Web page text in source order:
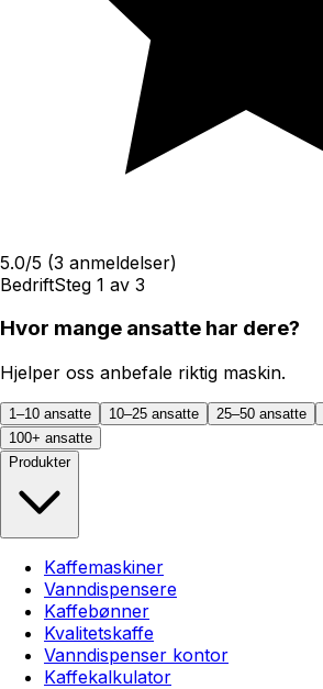
5.0/5 (3 anmeldelser)
BedriftSteg 1 av 3
Hvor mange ansatte har dere?
Hjelper oss anbefale riktig maskin.
1–10 ansatte 10–25 ansatte 25–50 ansatte
100+ ansatte
Produkter
Kaffemaskiner
Vanndispensere
Kaffebønner
Kvalitetskaffe
Vanndispenser kontor
Kaffekalkulator